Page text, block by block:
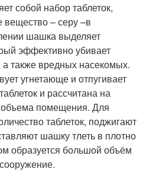
собой набор таблеток,
– серу –в
шашка выделяет
эффективно убивает
также вредных насекомых.
угнетающе и отпугивает
и рассчитана на
объема помещения. Для
таблеток, поджигают
шашку тлеть в плотно
образуется большой объём